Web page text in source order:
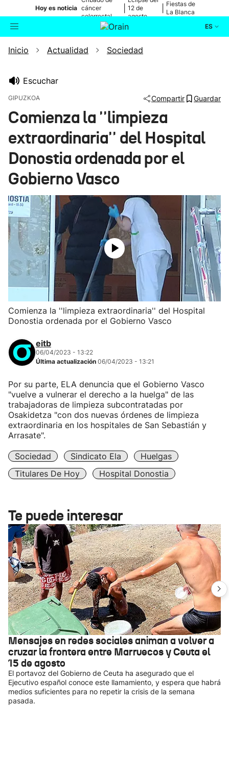
Hoy es noticia cáncer
colorrectal
12 de
agosto
Fiestas de
La Blanca
ES
Buscador Actualidad
Ikusmiran
Eguraldia
Inicio Actualidad Sociedad
Escuchar
GIPUZKOA Compartir Guardar
Comienza la ''limpieza
extraordinaria'' del Hospital
Donostia ordenada por el
Gobierno Vasco
Comienza la ''limpieza extraordinaria'' del Hospital
Donostia ordenada por el Gobierno Vasco
eitb
06/04/2023 - 13:22
Última actualización 06/04/2023 - 13:21
Por su parte, ELA denuncia que el Gobierno Vasco
"vuelve a vulnerar el derecho a la huelga" de las
trabajadoras de limpieza subcontratadas por
Osakidetza "con dos nuevas órdenes de limpieza
extraordinaria en los hospitales de San Sebastián y
Arrasate".
Sociedad Sindicato Ela
Huelgas
Titulares De Hoy
Hospital Donostia
Te puede interesar
Mensajes en redes sociales animan a volver a
cruzar la frontera entre Marruecos y Ceuta el
15 de agosto
El portavoz del Gobierno de Ceuta ha asegurado que el
Ejecutivo español conoce este llamamiento, y espera que habrá
medios suficientes para no repetir la crisis de la semana
pasada.